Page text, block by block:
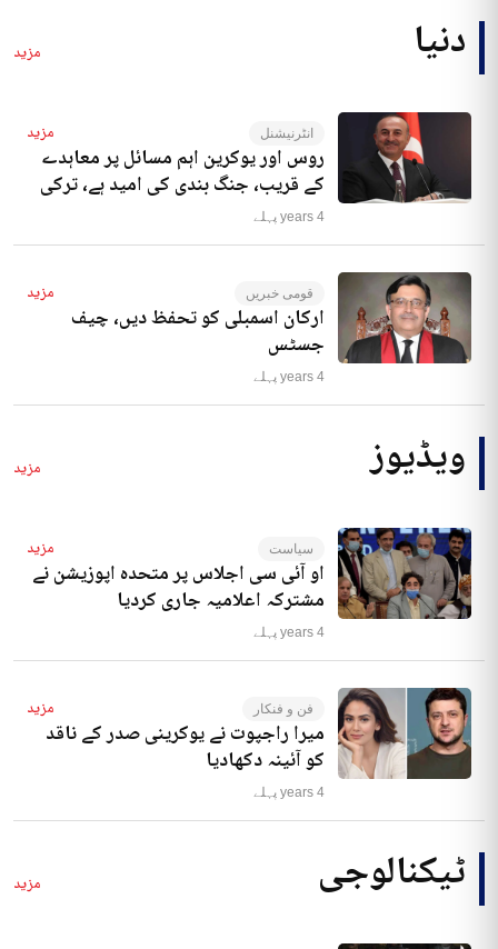
دنیا مزید
انٹرنیشنل مزید
روس اور یوکرین اہم مسائل پر معاہدے
کے قریب، جنگ بندی کی امید ہے، ترکی
4 years پہلے
قومی خبریں مزید
ارکان اسمبلی کو تحفظ دیں، چیف
جسٹس
4 years پہلے
ویڈیوز مزید
سیاست مزید
او آئی سی اجلاس پر متحدہ اپوزیشن نے
مشترکہ اعلامیہ جاری کردیا
4 years پہلے
فن و فنکار مزید
میرا راجپوت نے یوکرینی صدر کے ناقد
کو آئینہ دکھادیا
4 years پہلے
ٹیکنالوجی مزید